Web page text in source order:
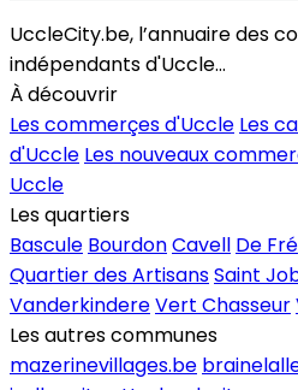
UccleCity.be, l’annuaire des
indépendants d'Uccle...
À découvrir
Les commerçes d'Uccle Les
d'Uccle Les nouveaux
Uccle
Les quartiers
Bascule BourdonCavell De Fré
Quartier des ArtisansSaint
VanderkindereVert Chasseur
Les autres communes
mazerinevillages.be